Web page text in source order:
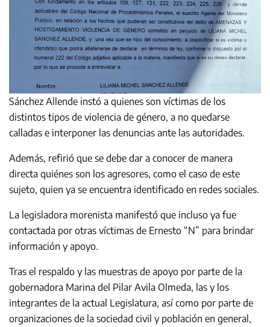
Sánchez Allende instó a quienes son víctimas de los
distintos tipos de violencia de género, a no quedarse
calladas e interponer las denuncias ante las autoridades.
Además, refirió que se debe dar a conocer de manera
directa quiénes son los agresores, como el caso de este
sujeto, quien ya se encuentra identificado en redes sociales.
La legisladora morenista manifestó que incluso ya fue
contactada por otras víctimas de Ernesto “N” para brindar
información y apoyo.
Tras el respaldo y las muestras de apoyo por parte de la
gobernadora Marina del Pilar Avila Olmeda, las y los
integrantes de la actual Legislatura, así como por parte de
organizaciones de la sociedad civil y población en general,